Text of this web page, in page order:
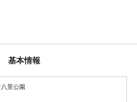
基本情報
景公園